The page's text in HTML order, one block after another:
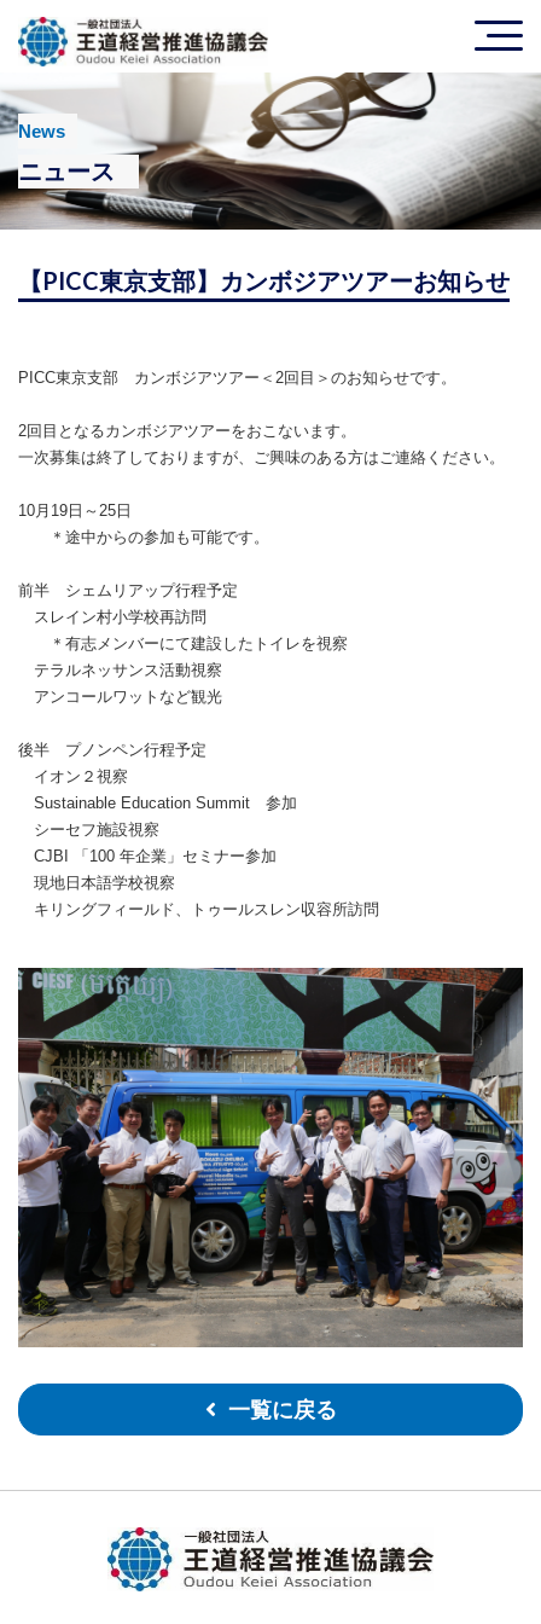
News
ニュース
【PICC東京支部】カンボジアツアーお知らせ
PICC東京支部 カンボジアツアー＜2回目＞のお知らせです。
2回目となるカンボジアツアーをおこないます。
一次募集は終了しておりますが、ご興味のある方はご連絡ください。
10月19日～25日
＊途中からの参加も可能です。
前半 シェムリアップ行程予定
スレイン村小学校再訪問
＊有志メンバーにて建設したトイレを視察
テラルネッサンス活動視察
アンコールワットなど観光
後半 プノンペン行程予定
イオン２視察
Sustainable Education Summit 参加
シーセフ施設視察
CJBI 「100 年企業」セミナー参加
現地日本語学校視察
キリングフィールド、トゥールスレン収容所訪問
一覧に戻る